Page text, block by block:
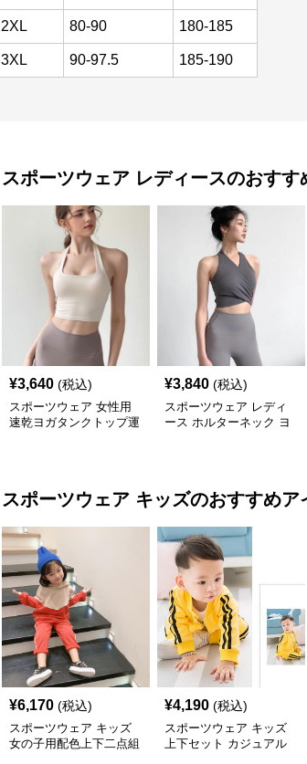
2XL 80-90 180-185
3XL 90-97.5 185-190
スポーツウェア レディースのおすす
¥3,640 (税込)
スポーツウェア 女性用
速乾ヨガタンクトップ運
¥3,840 (税込)
スポーツウェア レディ
ース ホルターネック ヨ
スポーツウェア キッズのおすすめア
¥6,170 (税込)
スポーツウェア キッズ
女の子用配色上下二点組
¥4,190 (税込)
スポーツウェア キッズ
上下セット カジュアル